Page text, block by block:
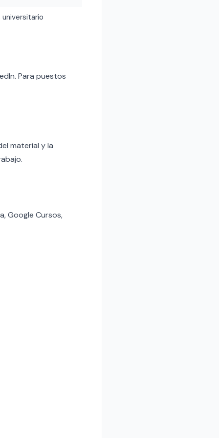
universitario
Para puestos
material y la
Google Cursos,